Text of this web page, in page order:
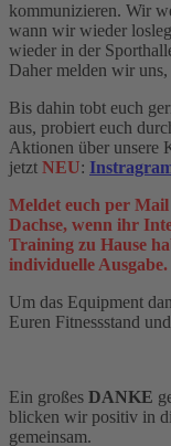
kommunizieren. Wir
wann wir wieder
wieder in der
Daher melden wir
Bis dahin tobt euch
aus, probiert euch
Aktionen über unsere
jetzt NEU:
Meldet euch per
Dachse, wenn ihr
Training zu Hause
individuelle Ausgabe.
Um das Equipment
Euren Fitnessstand
Ein großes DANKE
blicken wir positiv in
gemeinsam.